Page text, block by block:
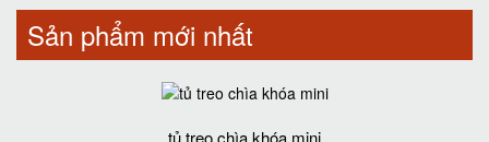
Sản phẩm mới nhất
tủ treo chìa khóa mini